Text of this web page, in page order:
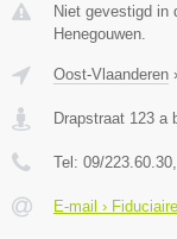
Niet gevestigd in
Henegouwen.
Oost-Vlaanderen
Drapstraat 123 a
Tel: 09/223.60.30
E-mail ›